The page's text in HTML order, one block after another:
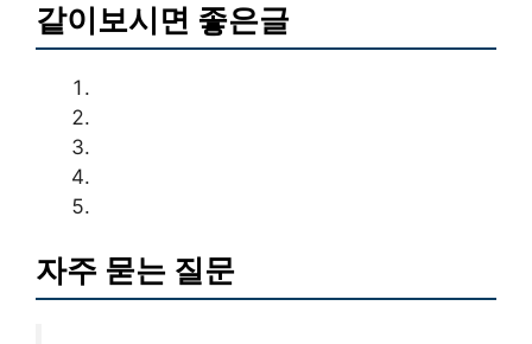
같이보시면 좋은글
자주 묻는 질문